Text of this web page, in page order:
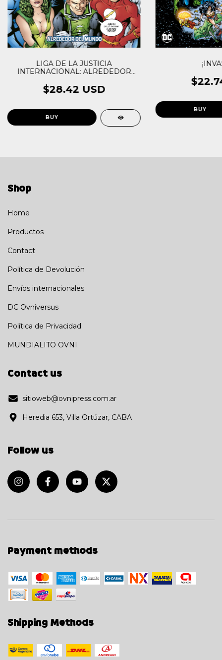
LIGA DE LA JUSTICIA
INTERNACIONAL: ALREDEDOR
$28.42 USD
Shop
Home
Productos
Contact
Política de Devolución
Envíos internacionales
DC Ovniversus
Política de Privacidad
MUNDIALITO OVNI
Contact us
sitioweb@ovnipress.com.ar
Heredia 653, Villa Ortúzar, CABA
Follow us
Payment methods
Shipping Methods